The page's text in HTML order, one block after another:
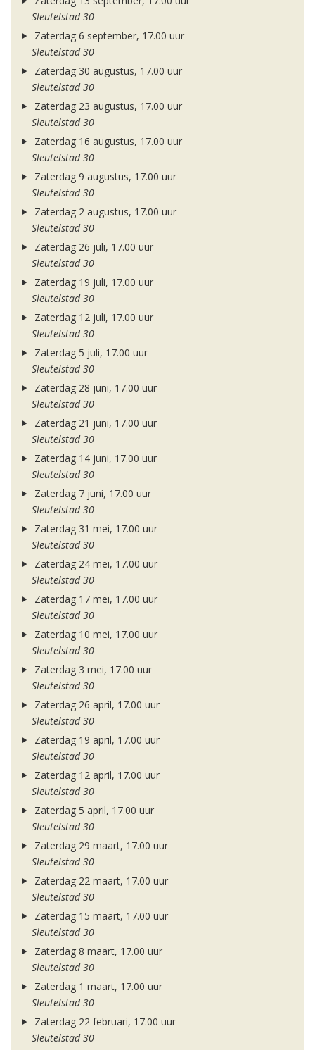
Sleutelstad 30
Zaterdag 6 september, 17.00 uur
Sleutelstad 30
Zaterdag 30 augustus, 17.00 uur
Sleutelstad 30
Zaterdag 23 augustus, 17.00 uur
Sleutelstad 30
Zaterdag 16 augustus, 17.00 uur
Sleutelstad 30
Zaterdag 9 augustus, 17.00 uur
Sleutelstad 30
Zaterdag 2 augustus, 17.00 uur
Sleutelstad 30
Zaterdag 26 juli, 17.00 uur
Sleutelstad 30
Zaterdag 19 juli, 17.00 uur
Sleutelstad 30
Zaterdag 12 juli, 17.00 uur
Sleutelstad 30
Zaterdag 5 juli, 17.00 uur
Sleutelstad 30
Zaterdag 28 juni, 17.00 uur
Sleutelstad 30
Zaterdag 21 juni, 17.00 uur
Sleutelstad 30
Zaterdag 14 juni, 17.00 uur
Sleutelstad 30
Zaterdag 7 juni, 17.00 uur
Sleutelstad 30
Zaterdag 31 mei, 17.00 uur
Sleutelstad 30
Zaterdag 24 mei, 17.00 uur
Sleutelstad 30
Zaterdag 17 mei, 17.00 uur
Sleutelstad 30
Zaterdag 10 mei, 17.00 uur
Sleutelstad 30
Zaterdag 3 mei, 17.00 uur
Sleutelstad 30
Zaterdag 26 april, 17.00 uur
Sleutelstad 30
Zaterdag 19 april, 17.00 uur
Sleutelstad 30
Zaterdag 12 april, 17.00 uur
Sleutelstad 30
Zaterdag 5 april, 17.00 uur
Sleutelstad 30
Zaterdag 29 maart, 17.00 uur
Sleutelstad 30
Zaterdag 22 maart, 17.00 uur
Sleutelstad 30
Zaterdag 15 maart, 17.00 uur
Sleutelstad 30
Zaterdag 8 maart, 17.00 uur
Sleutelstad 30
Zaterdag 1 maart, 17.00 uur
Sleutelstad 30
Zaterdag 22 februari, 17.00 uur
Sleutelstad 30